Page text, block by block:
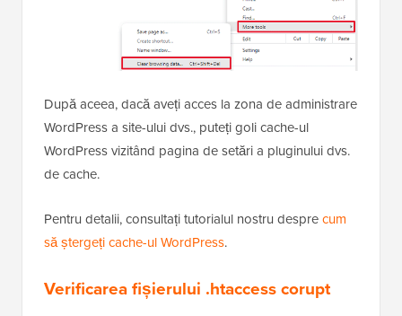
După aceea, dacă aveți acces la zona de administrare
WordPress a site-ului dvs., puteți goli cache-ul
WordPress vizitând pagina de setări a pluginului dvs.
de cache.
Pentru detalii, consultați tutorialul nostru desprecum
să ștergeți cache-ul WordPress.
Verificarea fișierului .htaccess corupt